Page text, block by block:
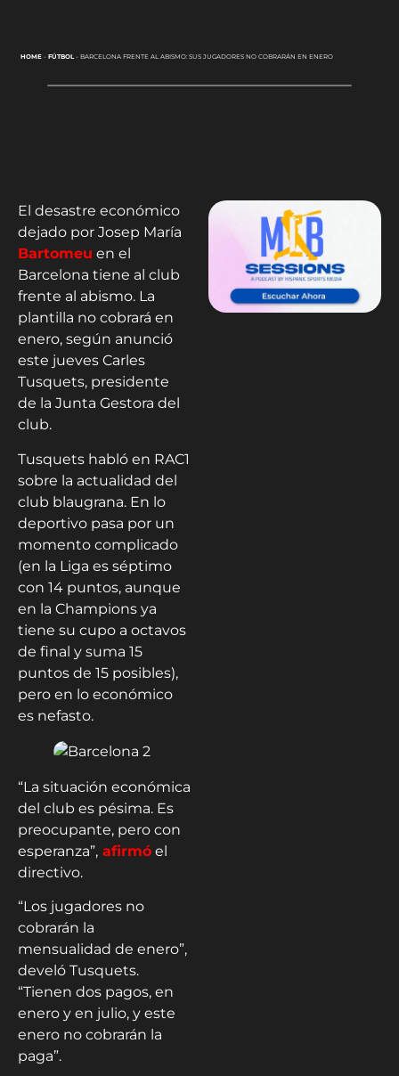
HOME- FÚTBOL- BARCELONA FRENTE AL ABISMO: SUS JUGADORES NO COBRARÁN EN ENERO
El desastre económico
dejado por Josep María
Bartomeu en el
Barcelona tiene al club
frente al abismo. La
plantilla no cobrará en
enero, según anunció
este jueves Carles
Tusquets, presidente
de la Junta Gestora del
club.
Tusquets habló en RAC1
sobre la actualidad del
club blaugrana. En lo
deportivo pasa por un
momento complicado
(en la Liga es séptimo
con 14 puntos, aunque
en la Champions ya
tiene su cupo a octavos
de final y suma 15
puntos de 15 posibles),
pero en lo económico
es nefasto.
“La situación económica
del club es pésima. Es
preocupante, pero con
esperanza”, afirmó el
directivo.
“Los jugadores no
cobrarán la
mensualidad de enero”,
develó Tusquets.
“Tienen dos pagos, en
enero y en julio, y este
enero no cobrarán la
paga”.